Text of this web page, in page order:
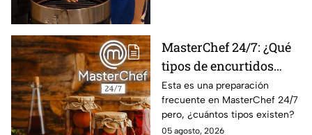
MasterChef 24/7: ¿Qué
tipos de encurtidos
hay?
Esta es una preparación
frecuente en MasterChef 24/7
pero, ¿cuántos tipos existen?
05 agosto, 2026